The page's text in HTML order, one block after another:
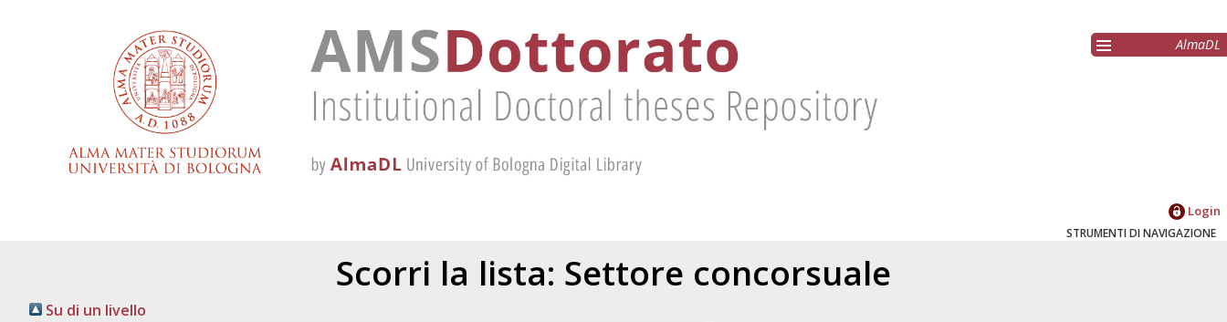
AlmaDL
Login
STRUMENTI DI NAVIGAZIONE
Scorri la lista: Settore concorsuale
Su di un livello